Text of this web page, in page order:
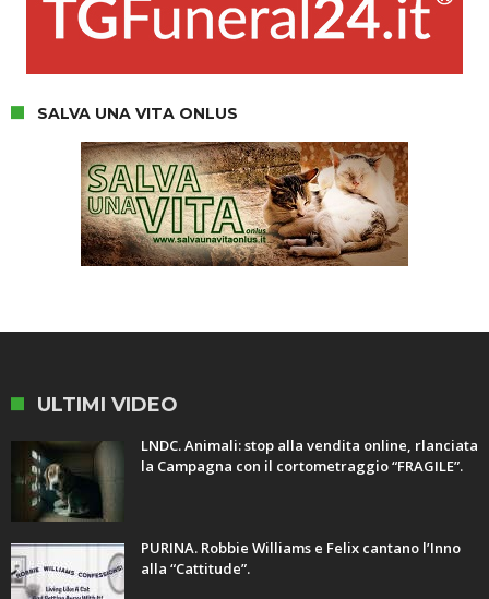
SALVA UNA VITA ONLUS
ULTIMI VIDEO
LNDC. Animali: stop alla vendita online, rlanciata
la Campagna con il cortometraggio “FRAGILE”.
PURINA. Robbie Williams e Felix cantano l’Inno
alla “Cattitude”.